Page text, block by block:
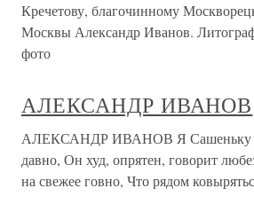
Кречетову, благочинному
Москвы Александр Иванов.
фото
АЛЕКСАНДР ИВАНОВ
АЛЕКСАНДР ИВАНОВ Я Сашеньку
давно, Он худ, опрятен, говорит
на свежее говно, Что рядом